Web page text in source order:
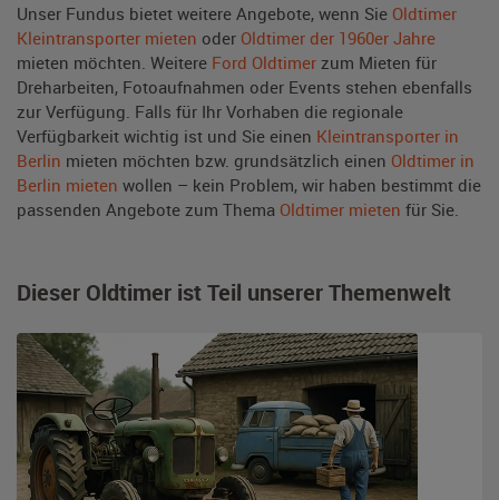
Unser Fundus bietet weitere Angebote, wenn Sie Oldtimer
Kleintransporter mieten oder Oldtimer der 1960er Jahre
mieten möchten. Weitere Ford Oldtimer zum Mieten für
Dreharbeiten, Fotoaufnahmen oder Events stehen ebenfalls
zur Verfügung. Falls für Ihr Vorhaben die regionale
Verfügbarkeit wichtig ist und Sie einen Kleintransporter in
Berlin mieten möchten bzw. grundsätzlich einen Oldtimer in
Berlin mieten wollen – kein Problem, wir haben bestimmt die
passenden Angebote zum Thema Oldtimer mieten für Sie.
Dieser Oldtimer ist Teil unserer Themenwelt